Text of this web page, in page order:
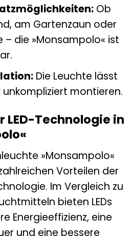
Ob
am Gartenzaun oder
– die »Monsampolo« ist
Die Leuchte lässt
montieren.
LED-Technologie in
»Monsampolo«
Vorteilen der
Im Vergleich zu
bieten LEDs
Energieeffizienz, eine
und eine bessere